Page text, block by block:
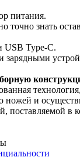
питания.
точно знать
USB Type-C.
зарядными
ножей и
поставляемой в